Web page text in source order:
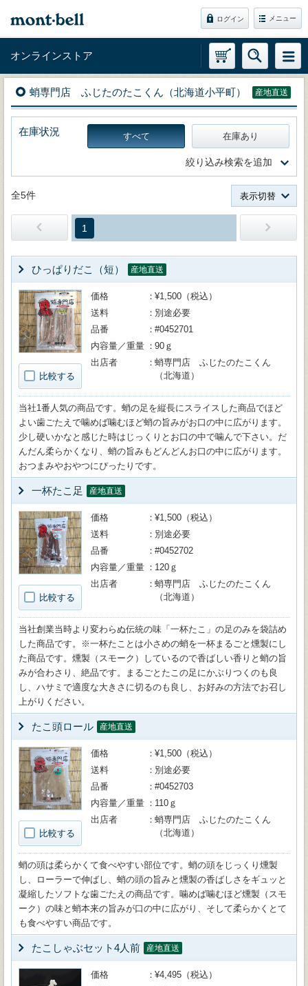
ログイン メニュー
オンラインストア
蛸専門店 ふじたのたこくん（北海道小平町） 産地直送
在庫状況 すべて 在庫あり
絞り込み検索を追加
全5件 表示切替
1
ひっぱりだこ（短） 産地直送
比較する
価格
¥1,500（税込）
送料
別途必要
品番
#0452701
内容量／重量
90ｇ
出店者
蛸専門店 ふじたのたこくん
（北海道）
当社1番人気の商品です。蛸の足を縦長にスライスした商品でほど
よい歯ごたえで噛めば噛むほど蛸の旨みがお口の中に広がります。
少し硬いかなと感じた時はじっくりとお口の中で噛んで下さい。だ
んだん柔らかくなり、蛸の旨みもどんどんお口の中に広がります。
おつまみやおやつにぴったりです。
一杯たこ足 産地直送
比較する
価格
¥1,500（税込）
送料
別途必要
品番
#0452702
内容量／重量
120ｇ
出店者
蛸専門店 ふじたのたこくん
（北海道）
当社創業当時より変わらぬ伝統の味「一杯たこ」の足のみを袋詰め
した商品です。※一杯たことは小さめの蛸を一杯まるごと燻製にし
た商品です。燻製（スモーク）しているので香ばしい香りと蛸の旨
みが合わさり、絶品です。まるごとたこの足にかぶりつくのも良
し、ハサミで適度な大きさに切るのも良し、お好みの方法でお召し
上がりください。
たこ頭ロール 産地直送
比較する
価格
¥1,500（税込）
送料
別途必要
品番
#0452703
内容量／重量
110ｇ
出店者
蛸専門店 ふじたのたこくん
（北海道）
蛸の頭は柔らかくて食べやすい部位です。蛸の頭をじっくり燻製
し、ローラーで伸ばし、蛸の頭の旨みと燻製の香ばしさをギュッと
凝縮したソフトな歯ごたえの商品です。噛めば噛むほど燻製（スモ
ーク）の味と蛸本来の旨みが口の中に広がり、そして柔らかくとて
も食べやすい商品です。
たこしゃぶセット4人前 産地直送
価格
¥4,495（税込）